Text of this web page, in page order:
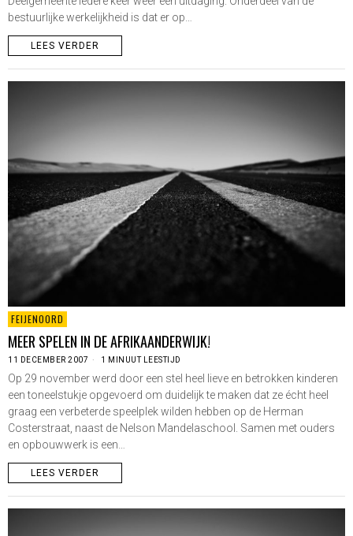
bestuurlijke werkelijkheid is dat er op…
LEES VERDER
FEIJENOORD
MEER SPELEN IN DE AFRIKAANDERWIJK!
11 DECEMBER 2007 1 MINUUT LEESTIJD
Op 29 november werd door een stel heel lieve en betrokken kinderen
een toneelstukje opgevoerd om duidelijk te maken dat ze écht heel
graag een verbeterde speelplek wilden hebben op de Herman
Costerstraat, naast de Nelson Mandelaschool. Samen met ouders
en opbouwwerk is een…
LEES VERDER